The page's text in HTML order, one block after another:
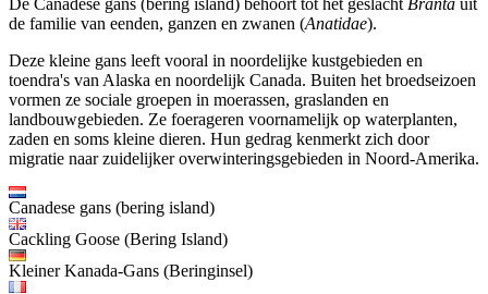
De Canadese gans (bering island) behoort tot het geslacht Branta uit
de familie van eenden, ganzen en zwanen (Anatidae).
Deze kleine gans leeft vooral in noordelijke kustgebieden en
toendra's van Alaska en noordelijk Canada. Buiten het broedseizoen
vormen ze sociale groepen in moerassen, graslanden en
landbouwgebieden. Ze foerageren voornamelijk op waterplanten,
zaden en soms kleine dieren. Hun gedrag kenmerkt zich door
migratie naar zuidelijker overwinteringsgebieden in Noord-Amerika.
Canadese gans (bering island)
Cackling Goose (Bering Island)
Kleiner Kanada-Gans (Beringinsel)